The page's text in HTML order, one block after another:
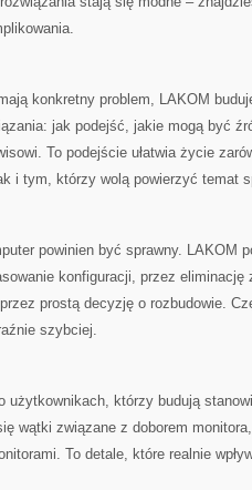
konkretny problem, LAKOM
jak podejść, jakie mogą być
To podejście ułatwia życie
i tym, którzy wolą powierzyć temat
powinien być sprawny. LAKOM
konfiguracji, przez eliminację
prostą decyzję o rozbudowie.
szybciej.
użytkownikach, którzy budują
wątki związane z doborem
To detale, które realnie